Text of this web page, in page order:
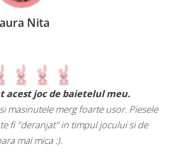
Nita
acest joc de baietelul meu.
masinutele merg foarte usor. Piesele
fi "deranjat" in timpul jocului si de
mai mica :).